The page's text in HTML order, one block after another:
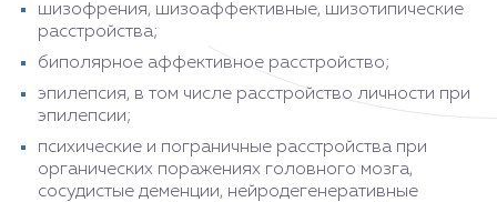
шизофрения, шизоаффективные, шизотипические
расстройства;
биполярное аффективное расстройство;
эпилепсия, в том числе расстройство личности при
эпилепсии;
психические и пограничные расстройства при
органических поражениях головного мозга,
сосудистые деменции, нейродегенеративные